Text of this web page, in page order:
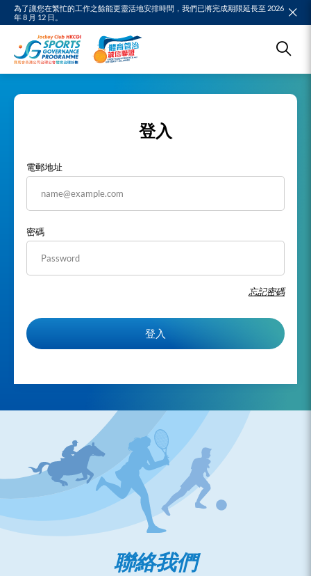
為了讓您在繁忙的工作之餘能更靈活地安排時間，我們已將完成期限延長至 2026
年 8 月 12 日。
登入
電郵地址
密碼
忘記密碼
登入
聯絡我們